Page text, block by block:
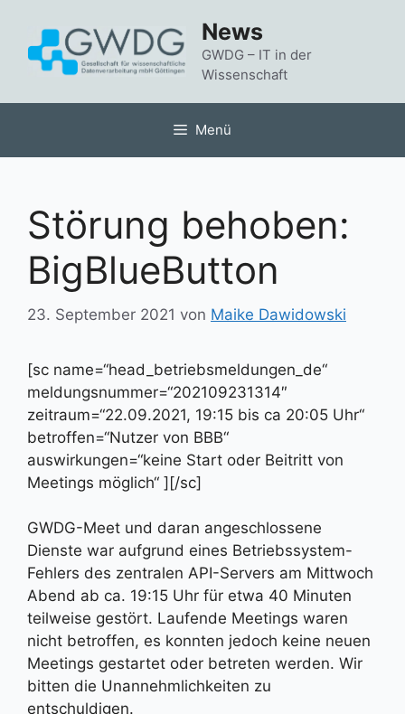
springen
News
GWDG – IT in der
Wissenschaft
Menü
Störung behoben:
BigBlueButton
23. September 2021 von Maike Dawidowski
[sc name=“head_betriebsmeldungen_de“
meldungsnummer=“202109231314″
zeitraum=“22.09.2021, 19:15 bis ca 20:05 Uhr“
betroffen=“Nutzer von BBB“
auswirkungen=“keine Start oder Beitritt von
Meetings möglich“ ][/sc]
GWDG-Meet und daran angeschlossene
Dienste war aufgrund eines Betriebssystem-
Fehlers des zentralen API-Servers am Mittwoch
Abend ab ca. 19:15 Uhr für etwa 40 Minuten
teilweise gestört. Laufende Meetings waren
nicht betroffen, es konnten jedoch keine neuen
Meetings gestartet oder betreten werden. Wir
bitten die Unannehmlichkeiten zu
entschuldigen.